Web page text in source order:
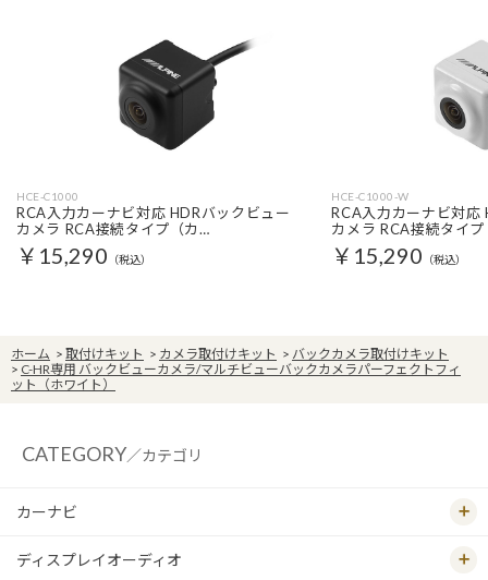
HCE-C1000
RCA入力カーナビ対応 HDRバックビュー
カメラ RCA接続タイプ（カ…
￥15,290 （税込）
HCE-C1000-W
RCA入力カーナビ対応
カメラ RCA接続タイ
￥15,290 （税込）
ホーム > 取付けキット > カメラ取付けキット > バックカメラ取付けキット
> C-HR専用 バックビューカメラ/マルチビューバックカメラパーフェクトフィ
ット（ホワイト）
CATEGORY／カテゴリ
カーナビ
ディスプレイオーディオ